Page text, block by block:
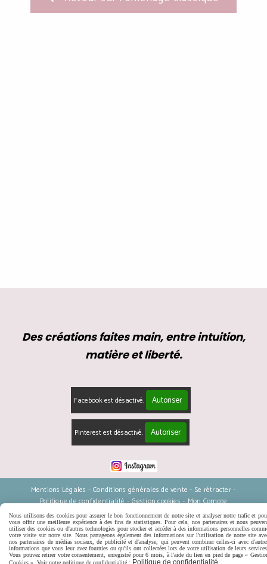
Des créations faites main, entre intuition,
matière et liberté.
Facebook est désactivé. Autoriser
Pinterest est désactivé. Autoriser
Mentions Légales Conditions générales de vente
Se rétracter
Politique de confidentialité
Gestion cookies Mon Compte
Nous utilisons des cookies pour assurer le bon fonctionnement de notre site et analyser notre trafic et
vous offrir une meilleure expérience à des fins de statistiques. Pour cela, nos partenaires et nous
utiliser des cookies ou d'autres technologies pour stocker et accéder à des informations personnelles
votre visite sur notre site. Nous partageons également des informations sur l'utilisation de notre site
nos partenaires de médias sociaux, de publicité et d'analyse, qui peuvent combiner celles-ci avec
informations que vous leur avez fournies ou qu'ils ont collectées lors de votre utilisation de leurs
Vous pouvez retirer votre consentement, enregistré pour 6 mois, à l'aide du lien en pied de page «
Cookies ». Voir notre politique de confidentialité : Politique de confidentialité